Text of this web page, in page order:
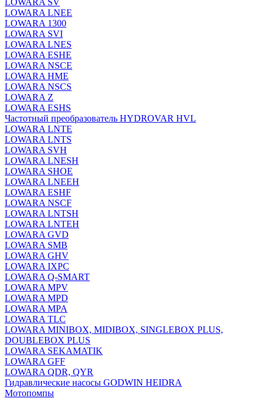
LOWARA SV
LOWARA LNEE
LOWARA 1300
LOWARA SVI
LOWARA LNES
LOWARA ESHE
LOWARA NSCE
LOWARA HME
LOWARA NSCS
LOWARA Z
LOWARA ESHS
Частотный преобразователь HYDROVAR HVL
LOWARA LNTE
LOWARA LNTS
LOWARA SVH
LOWARA LNESH
LOWARA SHOE
LOWARA LNEEH
LOWARA ESHF
LOWARA NSCF
LOWARA LNTSH
LOWARA LNTEH
LOWARA GVD
LOWARA SMB
LOWARA GHV
LOWARA IXPС
LOWARA Q-SMART
LOWARA MPV
LOWARA MPD
LOWARA MPA
LOWARA TLC
LOWARA MINIBOX, MIDIBOX, SINGLEBOX PLUS,
DOUBLEBOX PLUS
LOWARA SEKAMATIK
LOWARA GFF
LOWARA QDR, QYR
Гидравлические насосы GODWIN HEIDRA
Мотопомпы